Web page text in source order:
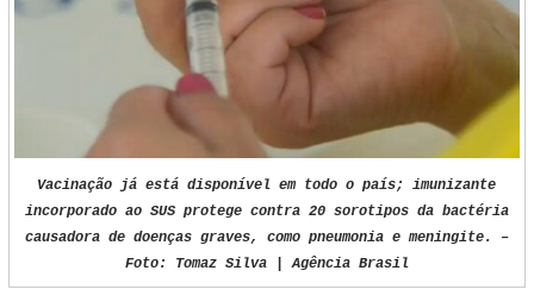
Vacinação já está disponível em todo o país; imunizante
incorporado ao SUS protege contra 20 sorotipos da bactéria
causadora de doenças graves, como pneumonia e meningite. –
Foto: Tomaz Silva | Agência Brasil